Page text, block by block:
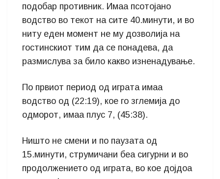
подобар противник. Имаа псотојано
водство во текот на сите 40.минути, и во
ниту еден момент не му дозволија на
гостинскиот тим да се понадева, да
размислува за било какво изненадување.
По првиот период од играта имаа
водство од (22:19), кое го зглемија до
одморот, имаа плус 7, (45:38).
Ништо не смени и по паузата од
15.минути, струмичани беа сигурни и во
продолжението од играта, во кое дојдоа